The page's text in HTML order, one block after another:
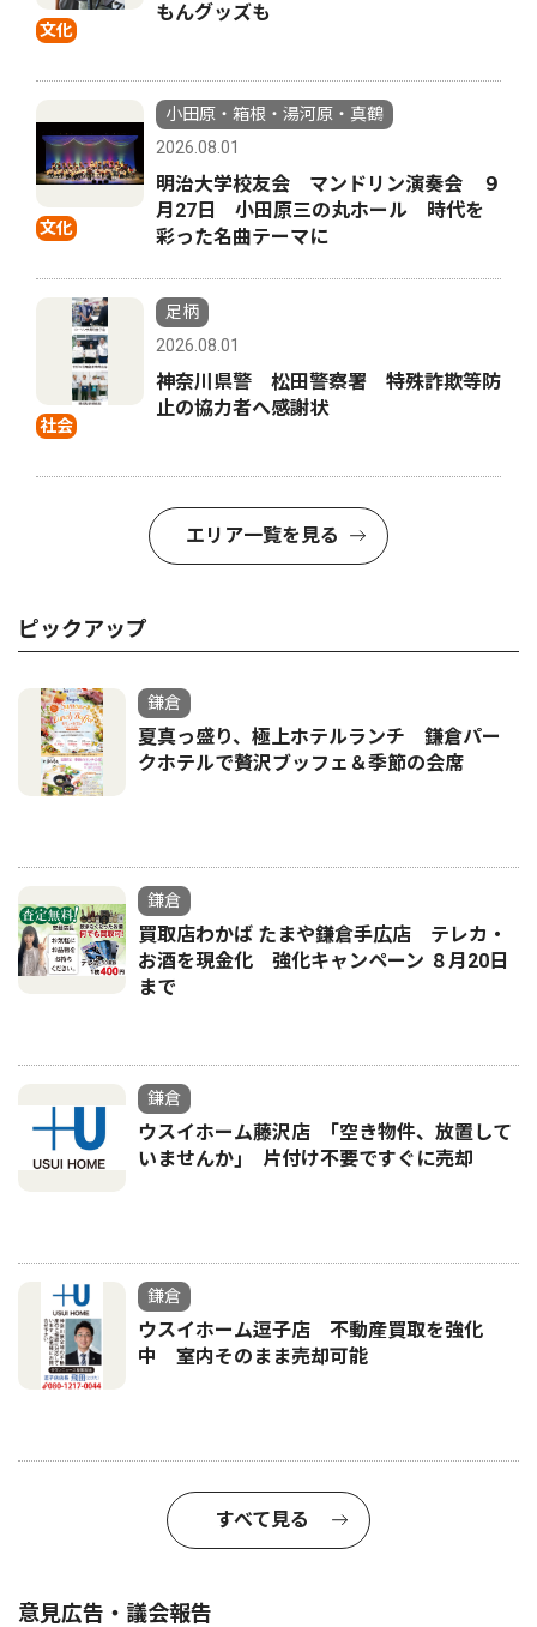
文化
もんグッズも
文化
小田原・箱根・湯河原・真鶴
2026.08.01
明治大学校友会 マンドリン演奏会 ９
月27日 小田原三の丸ホール 時代を
彩った名曲テーマに
社会
足柄
2026.08.01
神奈川県警 松田警察署 特殊詐欺等防
止の協力者へ感謝状
エリア一覧を見る
ピックアップ
鎌倉
夏真っ盛り、極上ホテルランチ 鎌倉パー
クホテルで贅沢ブッフェ＆季節の会席
鎌倉
買取店わかば たまや鎌倉手広店 テレカ・
お酒を現金化 強化キャンペーン ８月20日
まで
鎌倉
ウスイホーム藤沢店 ｢空き物件、放置して
いませんか｣ 片付け不要ですぐに売却
鎌倉
ウスイホーム逗子店 不動産買取を強化
中 室内そのまま売却可能
すべて見る
意見広告・議会報告